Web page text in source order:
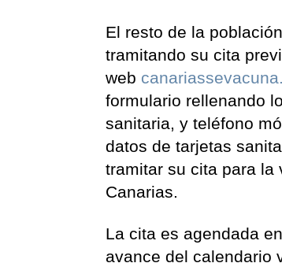
El resto de la
tramitando su cita
web
formulario rellenando
sanitaria, y teléfono
datos de tarjetas
tramitar su cita para la
Canarias.
La cita es agendada
avance del calendario